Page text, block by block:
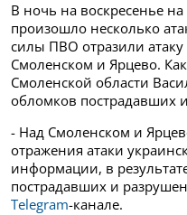
В ночь на воскресенье
произошло несколько
силы ПВО отразили
Смоленском и Ярцево.
Смоленской области
обломков пострадавших
- Над Смоленском и
отражения атаки
информации, в
пострадавших и
Telegram-канале.